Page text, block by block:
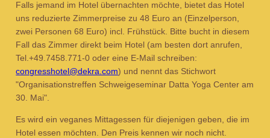
Falls jemand im Hotel übernachten möchte, bietet das Hotel
uns reduzierte Zimmerpreise zu 48 Euro an (Einzelperson,
zwei Personen 68 Euro) incl. Frühstück. Bitte bucht in diesem
Fall das Zimmer direkt beim Hotel (am besten dort anrufen,
Tel.+49.7458.771-0 oder eine E-Mail schreiben:
congresshotel@dekra.com) und nennt das Stichwort
"Organisationstreffen Schweigeseminar Datta Yoga Center am
30. Mai".
Es wird ein veganes Mittagessen für diejenigen geben, die im
Hotel essen möchten. Den Preis kennen wir noch nicht.